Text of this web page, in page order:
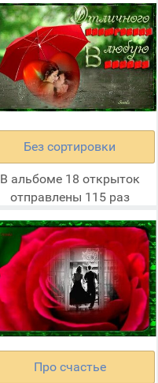
Без сортировки
В альбоме 18 открыток
отправлены 115 раз
Про счастье